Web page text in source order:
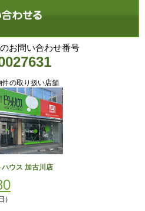
お問い合わせ番号
件の取り扱い店舗
ハウス 加古川店